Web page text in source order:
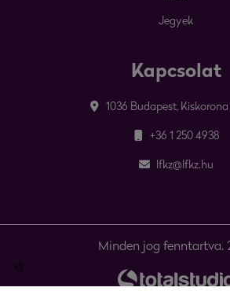
Jegyek
Kapcsolat
1036 Budapest,
+36 1 250 4938
lfkz@lfkz.hu
Minden jog fenntartva.
🍪